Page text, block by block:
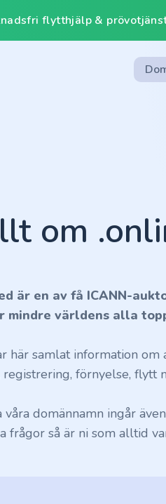
flytthjälp &
om
är en av få ICANN-
mindre världens alla
här samlat information
registrering, förnyelse, flytt
våra domännamn ingår
frågor så är ni som alltid